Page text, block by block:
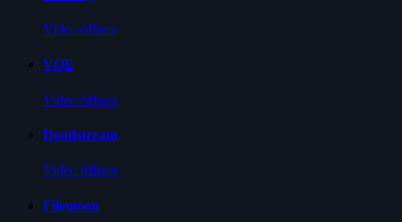
Video öffnen
VOE
Video öffnen
Doodstream
Video öffnen
Filemoon